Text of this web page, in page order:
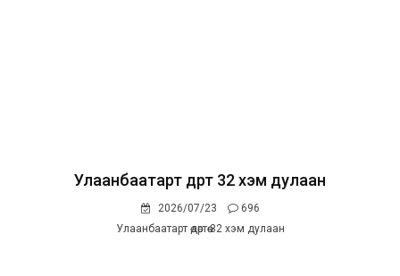
Улаанбаатарт өдөртөө 32 хэм дулаан
2026/07/23
696
Улаанбаатарт өдөртөө 32 хэм дулаан